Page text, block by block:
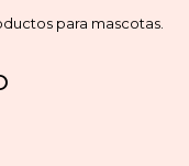
para mascotas.